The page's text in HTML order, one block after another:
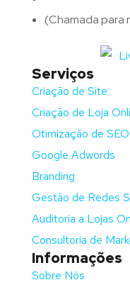
(Chamada para
Serviços
Criação de Site
Criação de Loja
Otimização de SEO
Google Adwords
Branding
Gestão de Redes
Auditoria a Lojas
Consultoria de
Informações
Sobre Nós